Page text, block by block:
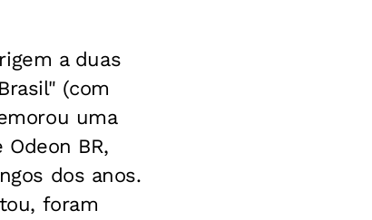
a duas
(com
uma
BR,
dos anos.
foram